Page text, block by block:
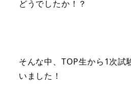
どうでしたか！？
そんな中、TOP生から1次試
いました！